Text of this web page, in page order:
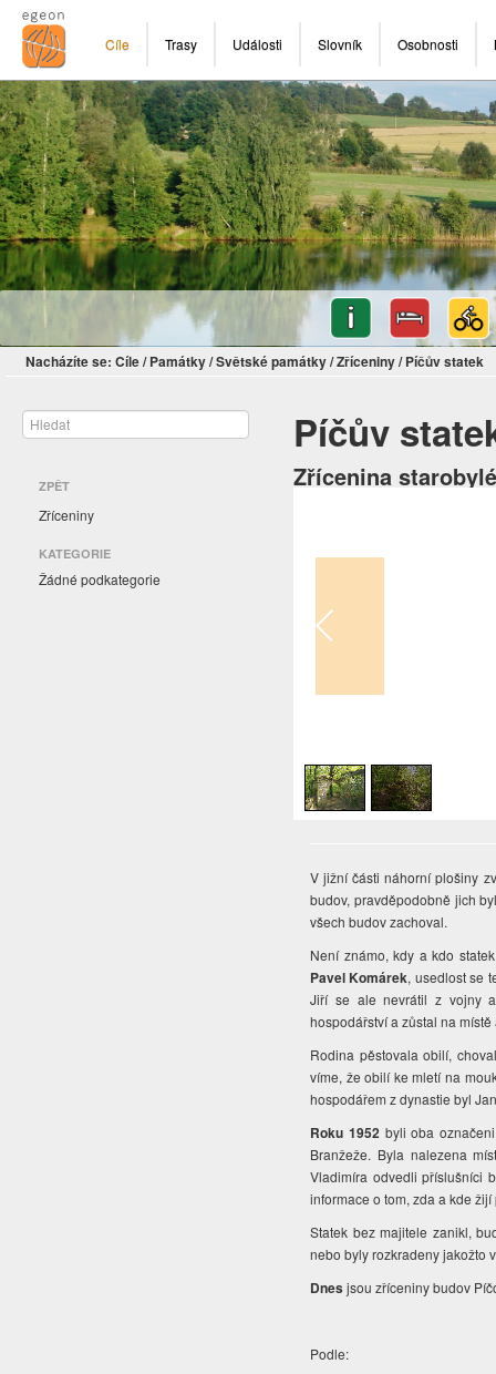
Cíle Trasy Události Slovník Osobnosti
Nacházíte se: Cíle/ Památky/Světské památky/Zříceniny/ Píčův statek
ZPĚT
Zříceniny
KATEGORIE
Žádné podkategorie
Píčův
Zřícenina
V jižní části náhorní plošiny
budov, pravděpodobně jich
všech budov zachoval.
Není známo, kdy a kdo
Pavel Komárek, usedlost se
Jiří se ale nevrátil z vojny
hospodářství a zůstal na
Rodina pěstovala obilí,
víme, že obilí ke mletí na
hospodářem z dynastie byl
Roku 1952 byli oba
Branžeže. Byla nalezena
Vladimíra odvedli příslušníci
informace o tom, zda a kde
Statek bez majitele zanikl,
nebo byly rozkradeny jakožto
Dnes jsou zříceniny budov
Podle: